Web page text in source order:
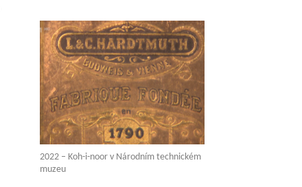
2022 – Koh-i-noor v Národním technickém
muzeu